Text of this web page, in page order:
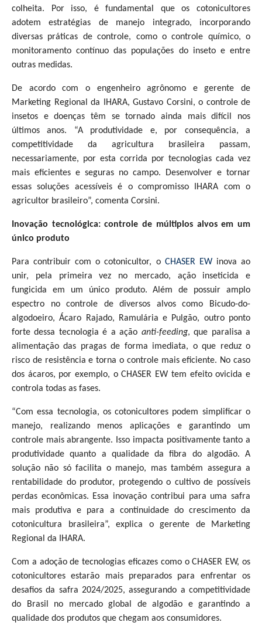
colheita. Por isso, é fundamental que os cotonicultores
adotem estratégias de manejo integrado, incorporando
diversas práticas de controle, como o controle químico, o
monitoramento contínuo das populações do inseto e entre
outras medidas.
De acordo com o engenheiro agrônomo e gerente de
Marketing Regional da IHARA, Gustavo Corsini, o controle de
insetos e doenças têm se tornado ainda mais difícil nos
últimos anos. “A produtividade e, por consequência, a
competitividade da agricultura brasileira passam,
necessariamente, por esta corrida por tecnologias cada vez
mais eficientes e seguras no campo. Desenvolver e tornar
essas soluções acessíveis é o compromisso IHARA com o
agricultor brasileiro”, comenta Corsini.
Inovação tecnológica: controle de múltiplos alvos em um
único produto
Para contribuir com o cotonicultor, o CHASER EWinova ao
unir, pela primeira vez no mercado, ação inseticida e
fungicida em um único produto. Além de possuir amplo
espectro no controle de diversos alvos como Bicudo-do-
algodoeiro, Ácaro Rajado, Ramulária e Pulgão, outro ponto
forte dessa tecnologia é a ação anti-feeding, que paralisa a
alimentação das pragas de forma imediata, o que reduz o
risco de resistência e torna o controle mais eficiente. No caso
dos ácaros, por exemplo, o CHASER EW tem efeito ovicida e
controla todas as fases.
“Com essa tecnologia, os cotonicultores podem simplificar o
manejo, realizando menos aplicações e garantindo um
controle mais abrangente. Isso impacta positivamente tanto a
produtividade quanto a qualidade da fibra do algodão. A
solução não só facilita o manejo, mas também assegura a
rentabilidade do produtor, protegendo o cultivo de possíveis
perdas econômicas. Essa inovação contribui para uma safra
mais produtiva e para a continuidade do crescimento da
cotonicultura brasileira”, explica o gerente de Marketing
Regional da IHARA.
Com a adoção de tecnologias eficazes como o CHASER EW, os
cotonicultores estarão mais preparados para enfrentar os
desafios da safra 2024/2025, assegurando a competitividade
do Brasil no mercado global de algodão e garantindo a
qualidade dos produtos que chegam aos consumidores.